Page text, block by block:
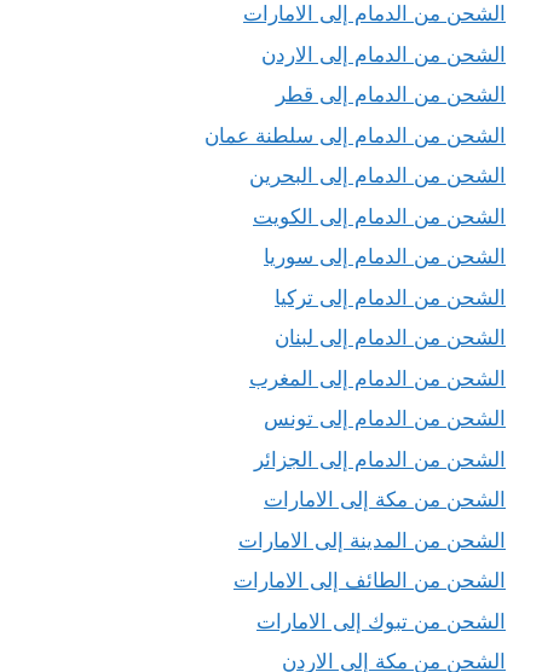
الشحن من الدمام إلى الامارات
الشحن من الدمام إلى الاردن
الشحن من الدمام إلى قطر
الشحن من الدمام إلى سلطنة عمان
الشحن من الدمام إلى البحرين
الشحن من الدمام إلى الكويت
الشحن من الدمام إلى سوريا
الشحن من الدمام إلى تركيا
الشحن من الدمام إلى لبنان
الشحن من الدمام إلى المغرب
الشحن من الدمام إلى تونس
الشحن من الدمام إلى الجزائر
الشحن من مكة إلى الامارات
الشحن من المدينة إلى الامارات
الشحن من الطائف إلى الامارات
الشحن من تبوك إلى الامارات
الشحن من مكة إلى الاردن